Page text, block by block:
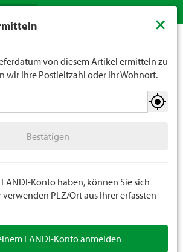
×
von diesem Artikel ermitteln zu
wir Ihre Postleitzahl oder Ihr Wohnort.
Bestätigen
LANDI-Konto haben, können Sie sich
PLZ/Ort aus Ihrer erfassten
LANDI-Konto anmelden
Spirituosen gilt die Altersgrenze von
Alter an.